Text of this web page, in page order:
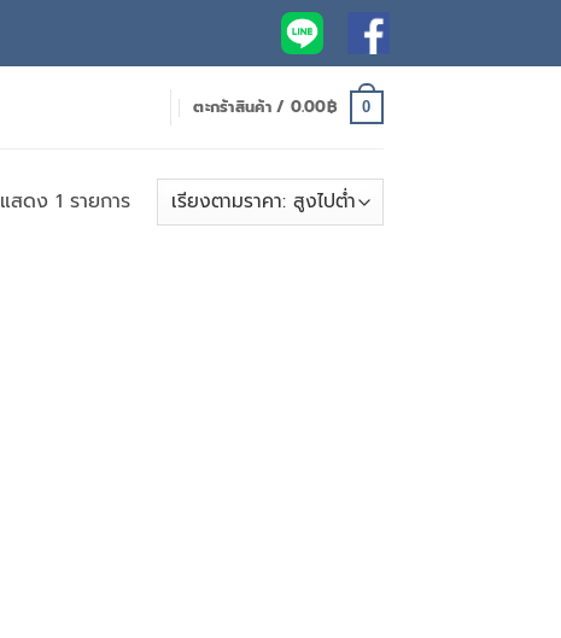
ตะกร้าสินค้า / 0.00฿ 0
แสดง 1 รายการ